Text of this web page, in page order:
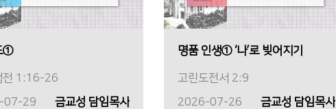
①
전 1:16-26
07-29
금교성 담임목사
명품 인생① ‘나’로 빚어지기
고린도전서 2:9
2026-07-26
금교성 담임목사